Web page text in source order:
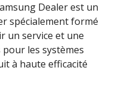
Dealer est un
spécialement formé
un service et une
les systèmes
à haute efficacité